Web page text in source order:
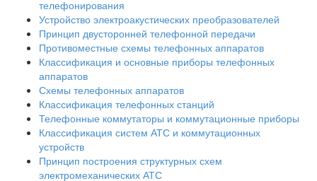
телефонирования
Устройство электроакустических преобразователей
Принцип двусторонней телефонной передачи
Противоместные схемы телефонных аппаратов
Классификация и основные приборы телефонных
аппаратов
Схемы телефонных аппаратов
Классификация телефонных станций
Телефонные коммутаторы и коммутационные приборы
Классификация систем АТС и коммутационных
устройств
Принцип построения структурных схем
электромеханических АТС